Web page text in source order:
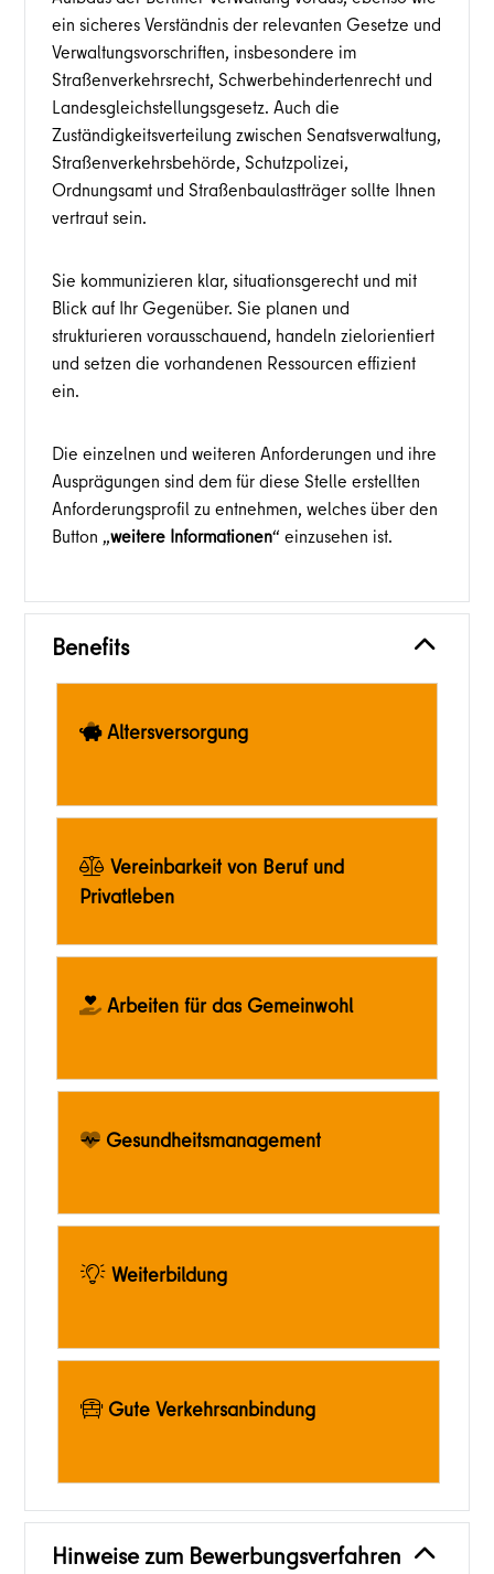
ein sicheres Verständnis der relevanten Gesetze und
Verwaltungsvorschriften, insbesondere im
Straßenverkehrsrecht, Schwerbehindertenrecht und
Landesgleichstellungsgesetz. Auch die
Zuständigkeitsverteilung zwischen Senatsverwaltung,
Straßenverkehrsbehörde, Schutzpolizei,
Ordnungsamt und Straßenbaulastträger sollte Ihnen
vertraut sein.
Sie kommunizieren klar, situationsgerecht und mit
Blick auf Ihr Gegenüber. Sie planen und
strukturieren vorausschauend, handeln zielorientiert
und setzen die vorhandenen Ressourcen effizient
ein.
Die einzelnen und weiteren Anforderungen und ihre
Ausprägungen sind dem für diese Stelle erstellten
Anforderungsprofil zu entnehmen, welches über den
Button „weitere Informationen“ einzusehen ist.
Benefits
Altersversorgung
Vereinbarkeit von Beruf und
Privatleben
Arbeiten für das Gemeinwohl
Gesundheitsmanagement
Weiterbildung
Gute Verkehrsanbindung
Hinweise zum Bewerbungsverfahren